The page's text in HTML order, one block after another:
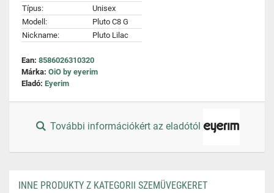
Típus:
Unisex
Modell:
Pluto C8 G
Nickname:
Pluto Lilac
Ean: 8586026310320
Márka: OiO by eyerim
Eladó: Eyerim
További információkért az eladótól
INNE PRODUKTY Z KATEGORII SZEMÜVEGKERET